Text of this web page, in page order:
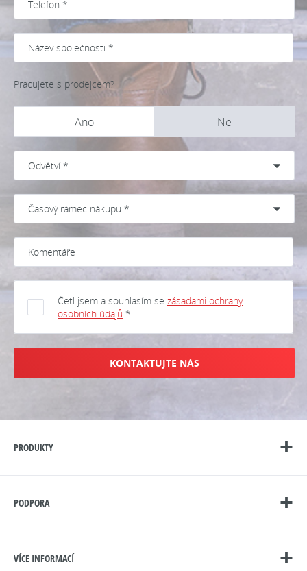
Pracujete s prodejcem?
Ano Ne
Četl jsem a souhlasím se zásadami ochrany
osobních údajů *
KONTAKTUJTE NÁS
PRODUKTY
PODPORA
VÍCE INFORMACÍ